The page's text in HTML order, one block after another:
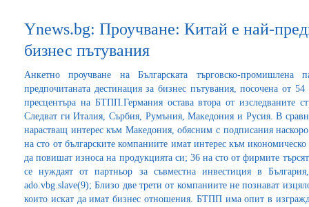
Ynews.bg: Проучване: Китай е най-
бизнес пътувания
Анкетно проучване на Българската търговско-
предпочитаната дестинация за бизнес пътувания, посочена от
пресцентъра на БТПП.Германия остава втора от изследваните
Следват ги Италия, Сърбия, Румъния, Македония и Русия. В
нарастващ интерес към Македония, обясним с подписания
на сто от българските компаниите имат интерес към
да повишат износа на продукцията си; 36 на сто от фирмите
се нуждаят от партньор за съвместна инвестиция в
ado.vbg.slave(9); Близо две трети от компаниите не познават
които искат да имат бизнес отношения. БТПП има опит в